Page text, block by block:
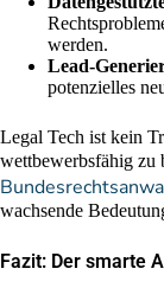
werden.
Lead-
potenzielles
Legal Tech ist kein
wettbewerbsfähig zu
wachsende
Fazit: Der smarte